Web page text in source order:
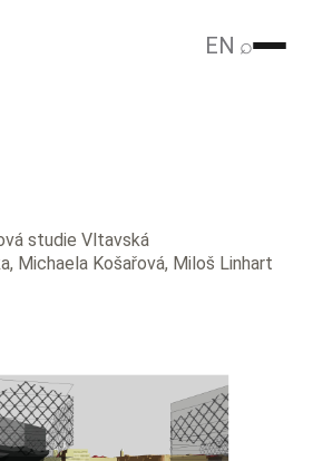
EN ⌕
studie Vltavská
Michaela Košařová, Miloš Linhart